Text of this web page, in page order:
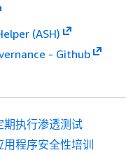
(ASH)
- Github
期执行渗透测试
用程序安全性培训